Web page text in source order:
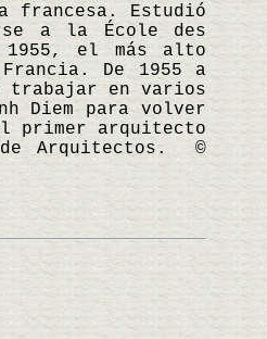
francesa. Estudió
a la École des
1955, el más alto
De 1955 a
trabajar en varios
Diem para volver
primer arquitecto
de Arquitectos. ©